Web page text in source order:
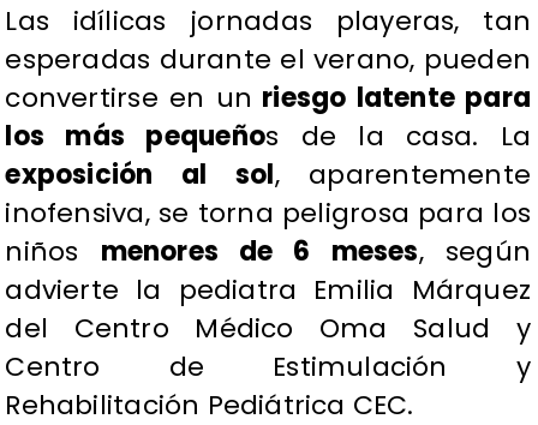
​Las idílicas jornadas playeras, tan
esperadas durante el verano, pueden
convertirse en un riesgo latente para
los más pequeños de la casa. La
exposición al sol, aparentemente
inofensiva, se torna peligrosa para los
niños menores de 6 meses, según
advierte la pediatra Emilia Márquez
del Centro Médico Oma Salud y
Centro de Estimulación y
Rehabilitación Pediátrica CEC.